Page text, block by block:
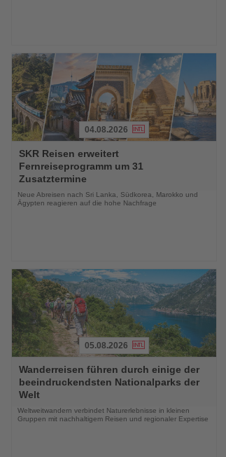
Sie
die
Nachrichten
04.08.2026
SKR Reisen erweitert
Fernreiseprogramm um 31
Zusatztermine
Neue Abreisen nach Sri Lanka, Südkorea, Marokko und
Ägypten reagieren auf die hohe Nachfrage
Sie
die
Nachrichten
05.08.2026
Wanderreisen führen durch einige der
beeindruckendsten Nationalparks der
Welt
Weltweitwandern verbindet Naturerlebnisse in kleinen
Gruppen mit nachhaltigem Reisen und regionaler Expertise